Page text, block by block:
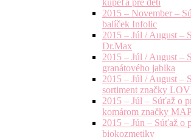
2015 – November –
balíček Infolic
2015 – Júl / August –
Dr.Max
2015 – Júl / August –
granátového jablka
2015 – Júl / August –
sortiment značky
2015 – Júl – Súťaž o
komárom značky
2015 – Jún – Súťaž o
biokozmetiky